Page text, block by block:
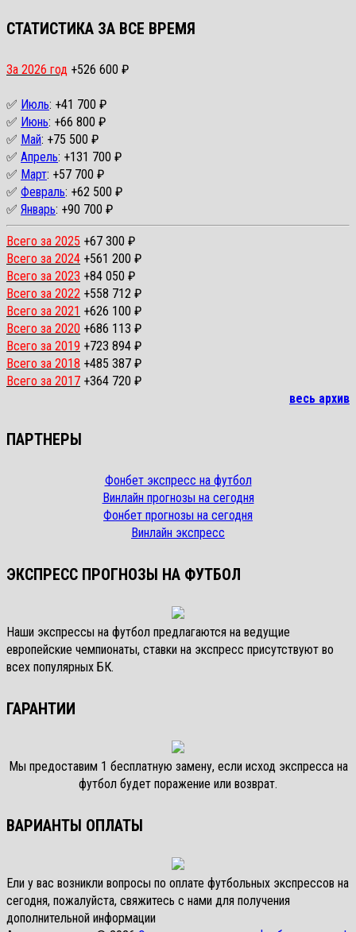
СТАТИСТИКА ЗА ВСЕ ВРЕМЯ
За 2026 год +526 600 ₽
✅ Июль: +41 700 ₽
✅ Июнь: +66 800 ₽
✅ Май: +75 500 ₽
✅ Апрель: +131 700 ₽
✅ Март: +57 700 ₽
✅ Февраль: +62 500 ₽
✅ Январь: +90 700 ₽
Всего за 2025 +67 300 ₽
Всего за 2024 +561 200 ₽
Всего за 2023 +84 050 ₽
Всего за 2022 +558 712 ₽
Всего за 2021 +626 100 ₽
Всего за 2020 +686 113 ₽
Всего за 2019 +723 894 ₽
Всего за 2018 +485 387 ₽
Всего за 2017 +364 720 ₽
весь архив
ПАРТНЕРЫ
Фонбет экспресс на футбол
Винлайн прогнозы на сегодня
Фонбет прогнозы на сегодня
Винлайн экспресс
ЭКСПРЕСС ПРОГНОЗЫ НА ФУТБОЛ
Наши экспрессы на футбол предлагаются на ведущие
европейские чемпионаты, ставки на экспресс присутствуют во
всех популярных БК.
ГАРАНТИИ
Мы предоставим 1 бесплатную замену, если исход экспресса на
футбол будет поражение или возврат.
ВАРИАНТЫ ОПЛАТЫ
Ели у вас возникли вопросы по оплате футбольных экспрессов на
сегодня, пожалуйста, свяжитесь с нами для получения
дополнительной информации